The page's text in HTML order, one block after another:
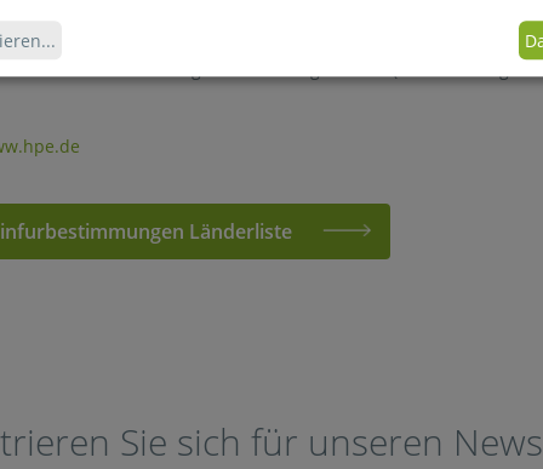
cm breit sind bei beliebiger Länge
von über 3 cm weniger als 50 cm² groß sind (Kreditkartengröße)
Länderliste
Sie sich für unseren
...